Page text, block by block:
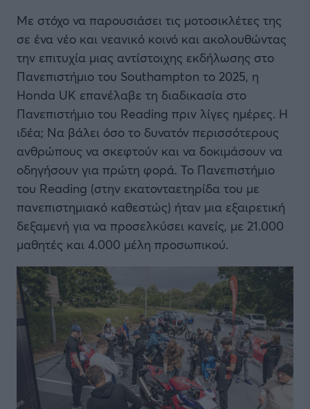
Με στόχο να παρουσιάσει τις μοτοσικλέτες της
σε ένα νέο και νεανικό κοινό και ακολουθώντας
την επιτυχία μιας αντίστοιχης εκδήλωσης στο
Πανεπιστήμιο του Southampton το 2025, η
Honda UK επανέλαβε τη διαδικασία στο
Πανεπιστήμιο του Reading πριν λίγες ημέρες. Η
ιδέα; Να βάλει όσο το δυνατόν περισσότερους
ανθρώπους να σκεφτούν και να δοκιμάσουν να
οδηγήσουν για πρώτη φορά. Το Πανεπιστήμιο
του Reading (στην εκατονταετηρίδα του με
πανεπιστημιακό καθεστώς) ήταν μια εξαιρετική
δεξαμενή για να προσελκύσει κανείς, με 21.000
μαθητές και 4.000 μέλη προσωπικού.